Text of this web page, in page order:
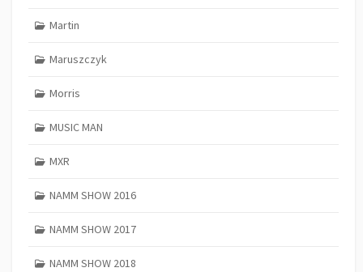
Martin
Maruszczyk
Morris
MUSIC MAN
MXR
NAMM SHOW 2016
NAMM SHOW 2017
NAMM SHOW 2018